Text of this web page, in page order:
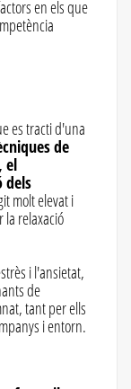
en els que
es tracti d'una
de
el
dels
molt elevat i
la relaxació
i l'ansietat,
de
tant per ells
i entorn.